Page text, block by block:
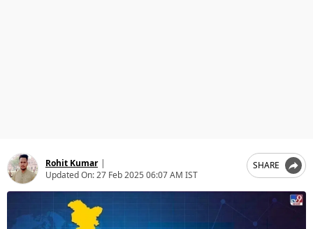
Rohit Kumar |
Updated On:27 Feb 2025 06:07 AM IST
SHARE